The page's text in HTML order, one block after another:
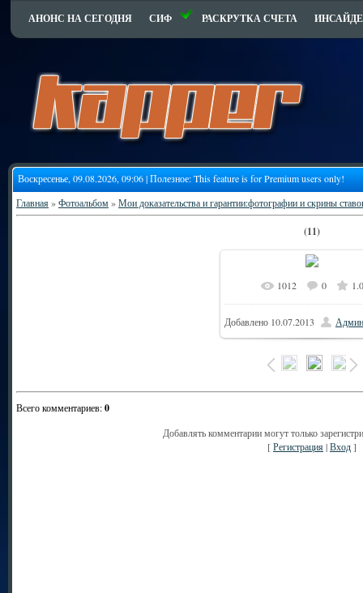
АНОНС НА СЕГОДНЯ СИФ РАСКРУТКА СЧЕТА
Воскресенье, 09.08.2026, 09:06 | Полезное:This feature is for Premium users only!
Главная»Фотоальбом»Мои доказательства и гарантии:фотографии и скрины
(11)
В реальном размере
204.9Kb
1012 0 1.0
Добавлено 10.07.2013
Всего комментариев:0
Добавлять комментарии могут только
[Регистрация|Вход]